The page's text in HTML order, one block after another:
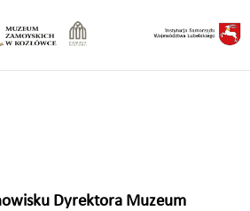
Dyrektora Muzeum